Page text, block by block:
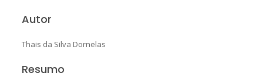
Autor
Thais da Silva Dornelas
Resumo